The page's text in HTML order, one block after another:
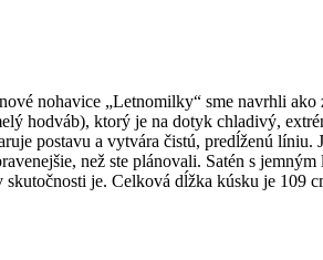
nohavice „Letnomilky“ sme navrhli
hodváb), ktorý je na dotyk chladivý,
postavu a vytvára čistú, predĺženú líniu.
než ste plánovali. Satén s
je. Celková dĺžka kúsku je 109